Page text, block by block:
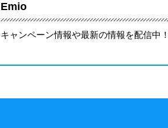
Emio
キャンペーン情報や最新の情報を配信中！